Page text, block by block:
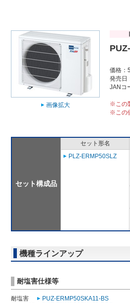
画像拡大
価格：
発売日
JANコ
※この
※この
セット構成品
セット形名
PLZ-ERMP50SLZ
機種ラインアップ
耐塩害仕様等
耐塩害
PUZ-ERMP50SKA11-BS